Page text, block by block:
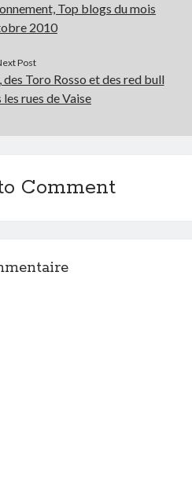
Top blogs du mois
2010
Post
des Toro Rosso et des red bull
rues de Vaise
Comment